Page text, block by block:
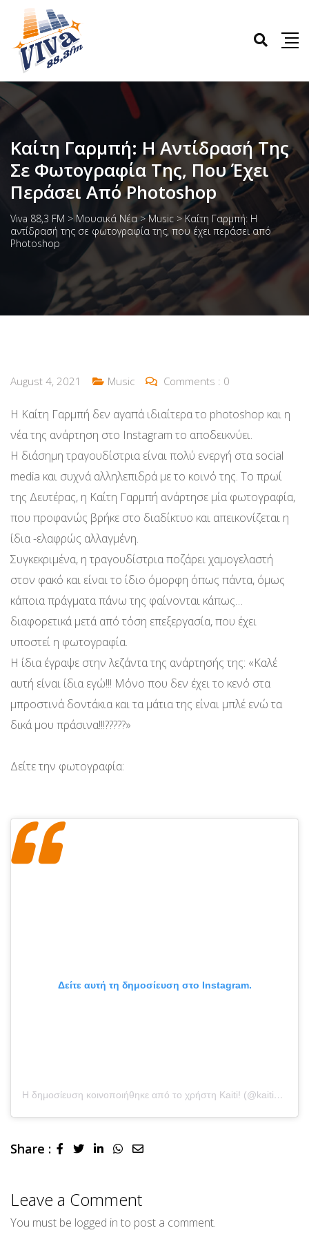
Καίτη Γαρμπή: Η Αντίδρασή Της
Σε Φωτογραφία Της, Που Έχει
Περάσει Από Photoshop
Viva 88,3 FM >Μουσικά Νέα>Music >Καίτη Γαρμπή: Η
αντίδρασή της σε φωτογραφία της, που έχει περάσει από
Photoshop
August 4, 2021 Music Comments : 0
Η Καίτη Γαρμπή δεν αγαπά ιδιαίτερα το photoshop και η
νέα της ανάρτηση στο Instagram το αποδεικνύει.
Η διάσημη τραγουδίστρια είναι πολύ ενεργή στα social
media και συχνά αλληλεπιδρά με το κοινό της. Το πρωί
της Δευτέρας, η Καίτη Γαρμπή ανάρτησε μία φωτογραφία,
που προφανώς βρήκε στο διαδίκτυο και απεικονίζεται η
ίδια -ελαφρώς αλλαγμένη.
Συγκεκριμένα, η τραγουδίστρια ποζάρει χαμογελαστή
στον φακό και είναι το ίδιο όμορφη όπως πάντα, όμως
κάποια πράγματα πάνω της φαίνονται κάπως…
διαφορετικά μετά από τόση επεξεργασία, που έχει
υποστεί η φωτογραφία.
Η ίδια έγραψε στην λεζάντα της ανάρτησής της: «Καλέ
αυτή είναι ίδια εγώ!!! Μόνο που δεν έχει το κενό στα
μπροστινά δοντάκια και τα μάτια της είναι μπλέ ενώ τα
δικά μου πράσινα!!!?????»
Δείτε την φωτογραφία:
Δείτε αυτή τη δημοσίευση στο Instagram.
Η δημοσίευση κοινοποιήθηκε από το χρήστη Kaiti! (@kaitigarbi)
Share : LinkedInWhatsapp
Share
Leave a Comment
You must be logged in to post a comment.